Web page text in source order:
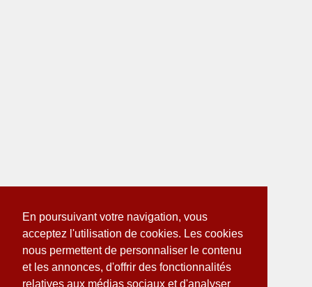
En poursuivant votre navigation, vous
acceptez l'utilisation de cookies. Les cookies
nous permettent de personnaliser le contenu
et les annonces, d'offrir des fonctionnalités
relatives aux médias sociaux et d'analyser